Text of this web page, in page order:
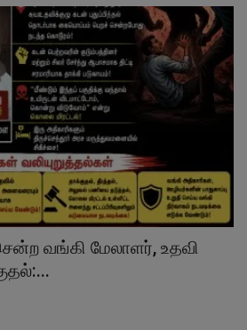
வங்கி மேலாளர், உதவி